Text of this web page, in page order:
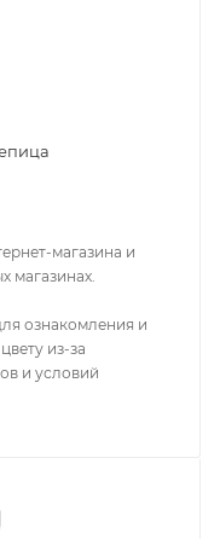
магазина и
магазинах.
ознакомления и
из-за
и условий